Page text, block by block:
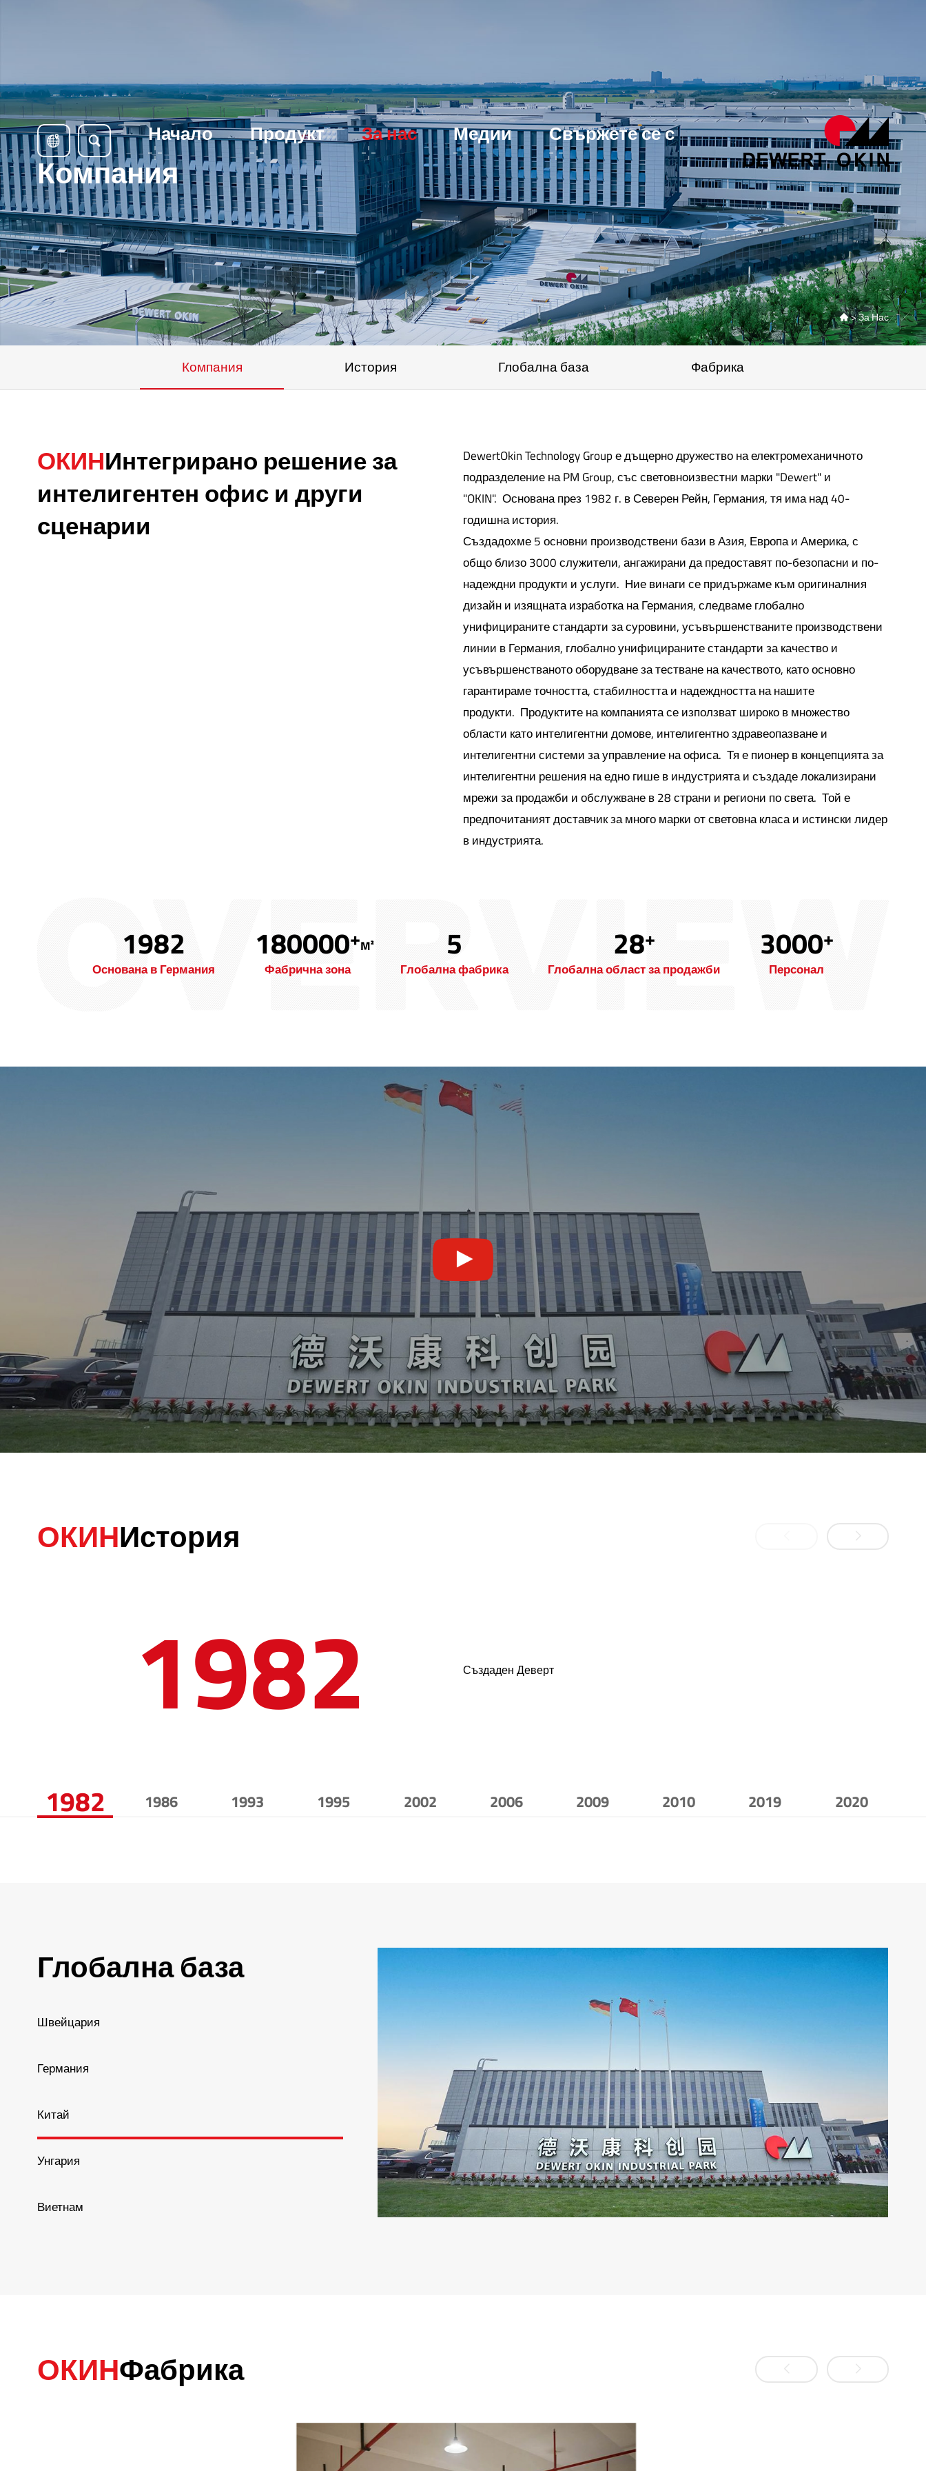
Начало Продукт За нас Медии Свържете се с
Компания
 >За Нас
Компания История Глобална база Фабрика
ОКИНИнтегрирано решение за
интелигентен офис и други
сценарии
DewertOkin Technology Group е дъщерно дружество на електромеханичното
подразделение на PM Group, със световноизвестни марки "Dewert" и
"OKIN". Основана през 1982 г. в Северен Рейн, Германия, тя има над 40-
годишна история.
Създадохме 5 основни производствени бази в Азия, Европа и Америка, с
общо близо 3000 служители, ангажирани да предоставят по-безопасни и по-
надеждни продукти и услуги. Ние винаги се придържаме към оригиналния
дизайн и изящната изработка на Германия, следваме глобално
унифицираните стандарти за суровини, усъвършенстваните производствени
линии в Германия, глобално унифицираните стандарти за качество и
усъвършенстваното оборудване за тестване на качеството, като основно
гарантираме точността, стабилността и надеждността на нашите
продукти. Продуктите на компанията се използват широко в множество
области като интелигентни домове, интелигентно здравеопазване и
интелигентни системи за управление на офиса. Тя е пионер в концепцията за
интелигентни решения на едно гише в индустрията и създаде локализирани
мрежи за продажби и обслужване в 28 страни и региони по света. Той е
предпочитаният доставчик за много марки от световна класа и истински лидер
в индустрията.
1982
Основана в Германия
180000+M²
Фабрична зона
5
Глобална фабрика
28+
Глобална област за продажби
3000+
Персонал
ОКИНИстория
1982 Създаден Деверт
1982 1986 1993 1995 2002 2006 2009 2010 2019 2020
Глобална база
Швейцария
Германия
Китай
Унгария
Виетнам
ОКИНФабрика